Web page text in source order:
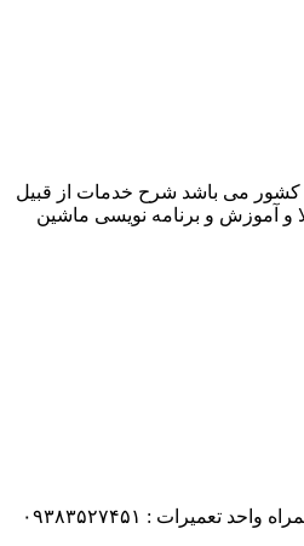
به صنعتگران کشور می باشد شرح خدمات از قبیل
و آموزش و برنامه نویسی ماشین